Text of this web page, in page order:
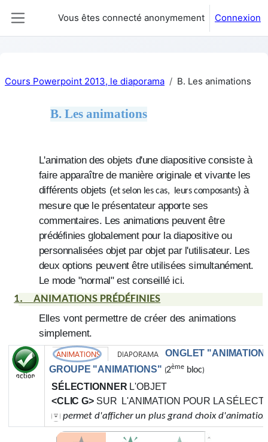
Passer au contenu principalVous êtes connecté anonymement Connexion
Cours Powerpoint 2013, le diaporama B. Les animations
B. Les animations
L'animation des objets d'une diapositive consiste à
faire apparaître de manière originale et vivante les
différents objets (et selon les cas, leurs composants) à
mesure que le présentateur apporte ses
commentaires. Les animations peuvent être
prédéfinies globalement pour la diapositive ou
personnalisées objet par objet par l'utilisateur. Les
deux options peuvent être utilisées simultanément.
Le mode "normal" est conseillé ici.
1. ANIMATIONS PRÉDÉFINIES
Elles vont permettre de créer des animations
simplement.
ONGLET
GROUPE "ANIMATIONS" (2èmebloc)
SÉLECTIONNER L'OBJET
<CLIC G> SUR L'ANIMATION POUR LA
permet d'afficher un plus grand choix